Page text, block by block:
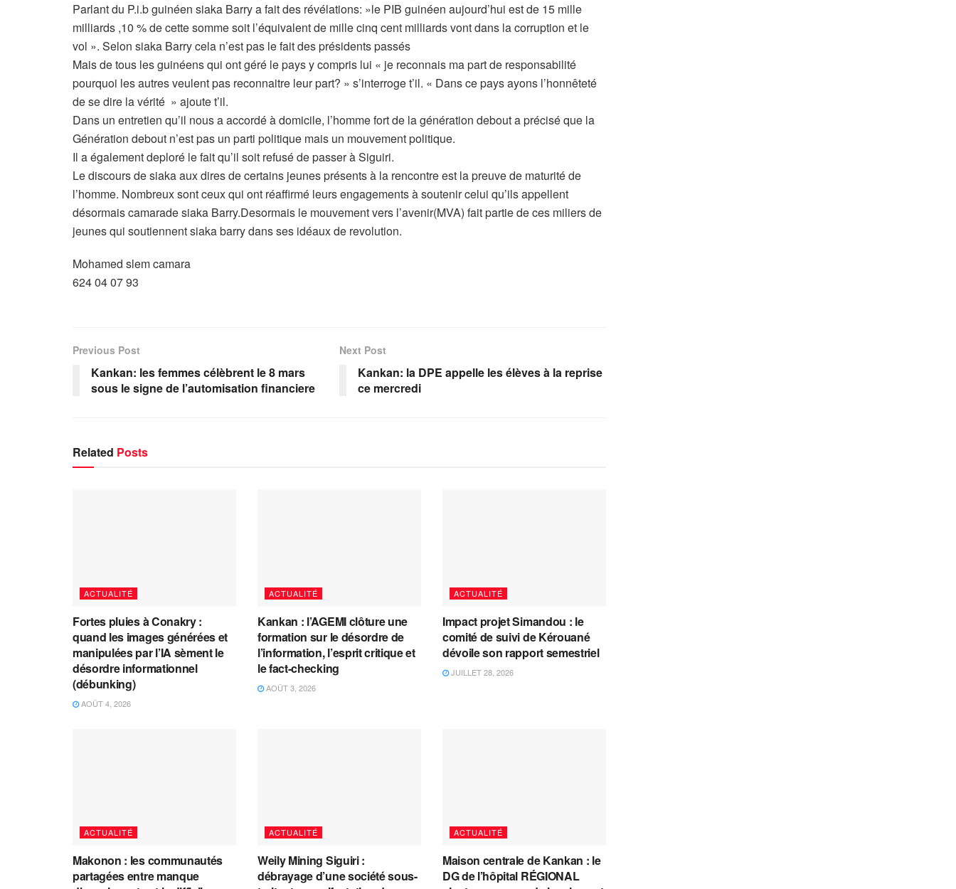
Parlant du P.i.b guinéen siaka Barry a fait des révélations: »le PIB guinéen aujourd’hui est de 15 mille
milliards ,10 % de cette somme soit l’équivalent de mille cinq cent milliards vont dans la corruption et le
vol ». Selon siaka Barry cela n’est pas le fait des présidents passés
Mais de tous les guinéens qui ont géré le pays y compris lui « je reconnais ma part de responsabilité
pourquoi les autres veulent pas reconnaitre leur part? » s’interroge t’il. « Dans ce pays ayons l’honnêteté
de se dire la vérité » ajoute t’il.
Dans un entretien qu’il nous a accordé à domicile, l’homme fort de la génération debout a précisé que la
Génération debout n’est pas un parti politique mais un mouvement politique.
Il a également deploré le fait qu’il soit refusé de passer à Siguiri.
Le discours de siaka aux dires de certains jeunes présents à la rencontre est la preuve de maturité de
l’homme. Nombreux sont ceux qui ont réaffirmé leurs engagements à soutenir celui qu’ils appellent
désormais camarade siaka Barry.Desormais le mouvement vers l’avenir(MVA) fait partie de ces miliers de
jeunes qui soutiennent siaka barry dans ses idéaux de revolution.
Mohamed slem camara
624 04 07 93
Previous Post
Kankan: les femmes célèbrent le 8 mars
sous le signe de l’automisation financiere
Next Post
Kankan: la DPE appelle les élèves à la reprise
ce mercredi
Related Posts
ACTUALITÉ
Fortes pluies à Conakry :
quand les images générées et
manipulées par l’IA sèment le
désordre informationnel
(débunking)
AOÛT 4, 2026
ACTUALITÉ
Kankan : l’AGEMI clôture une
formation sur le désordre de
l’information, l’esprit critique et
le fact-checking
AOÛT 3, 2026
ACTUALITÉ
Impact projet Simandou : le
comité de suivi de Kérouané
dévoile son rapport semestriel
JUILLET 28, 2026
ACTUALITÉ
Makonon : les communautés
partagées entre manque
ACTUALITÉ
Weily Mining Siguiri :
débrayage d’une société sous-
ACTUALITÉ
Maison centrale de Kankan : le
DG de l’hôpital RÉGIONAL